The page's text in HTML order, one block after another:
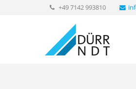
+49 7142 993810